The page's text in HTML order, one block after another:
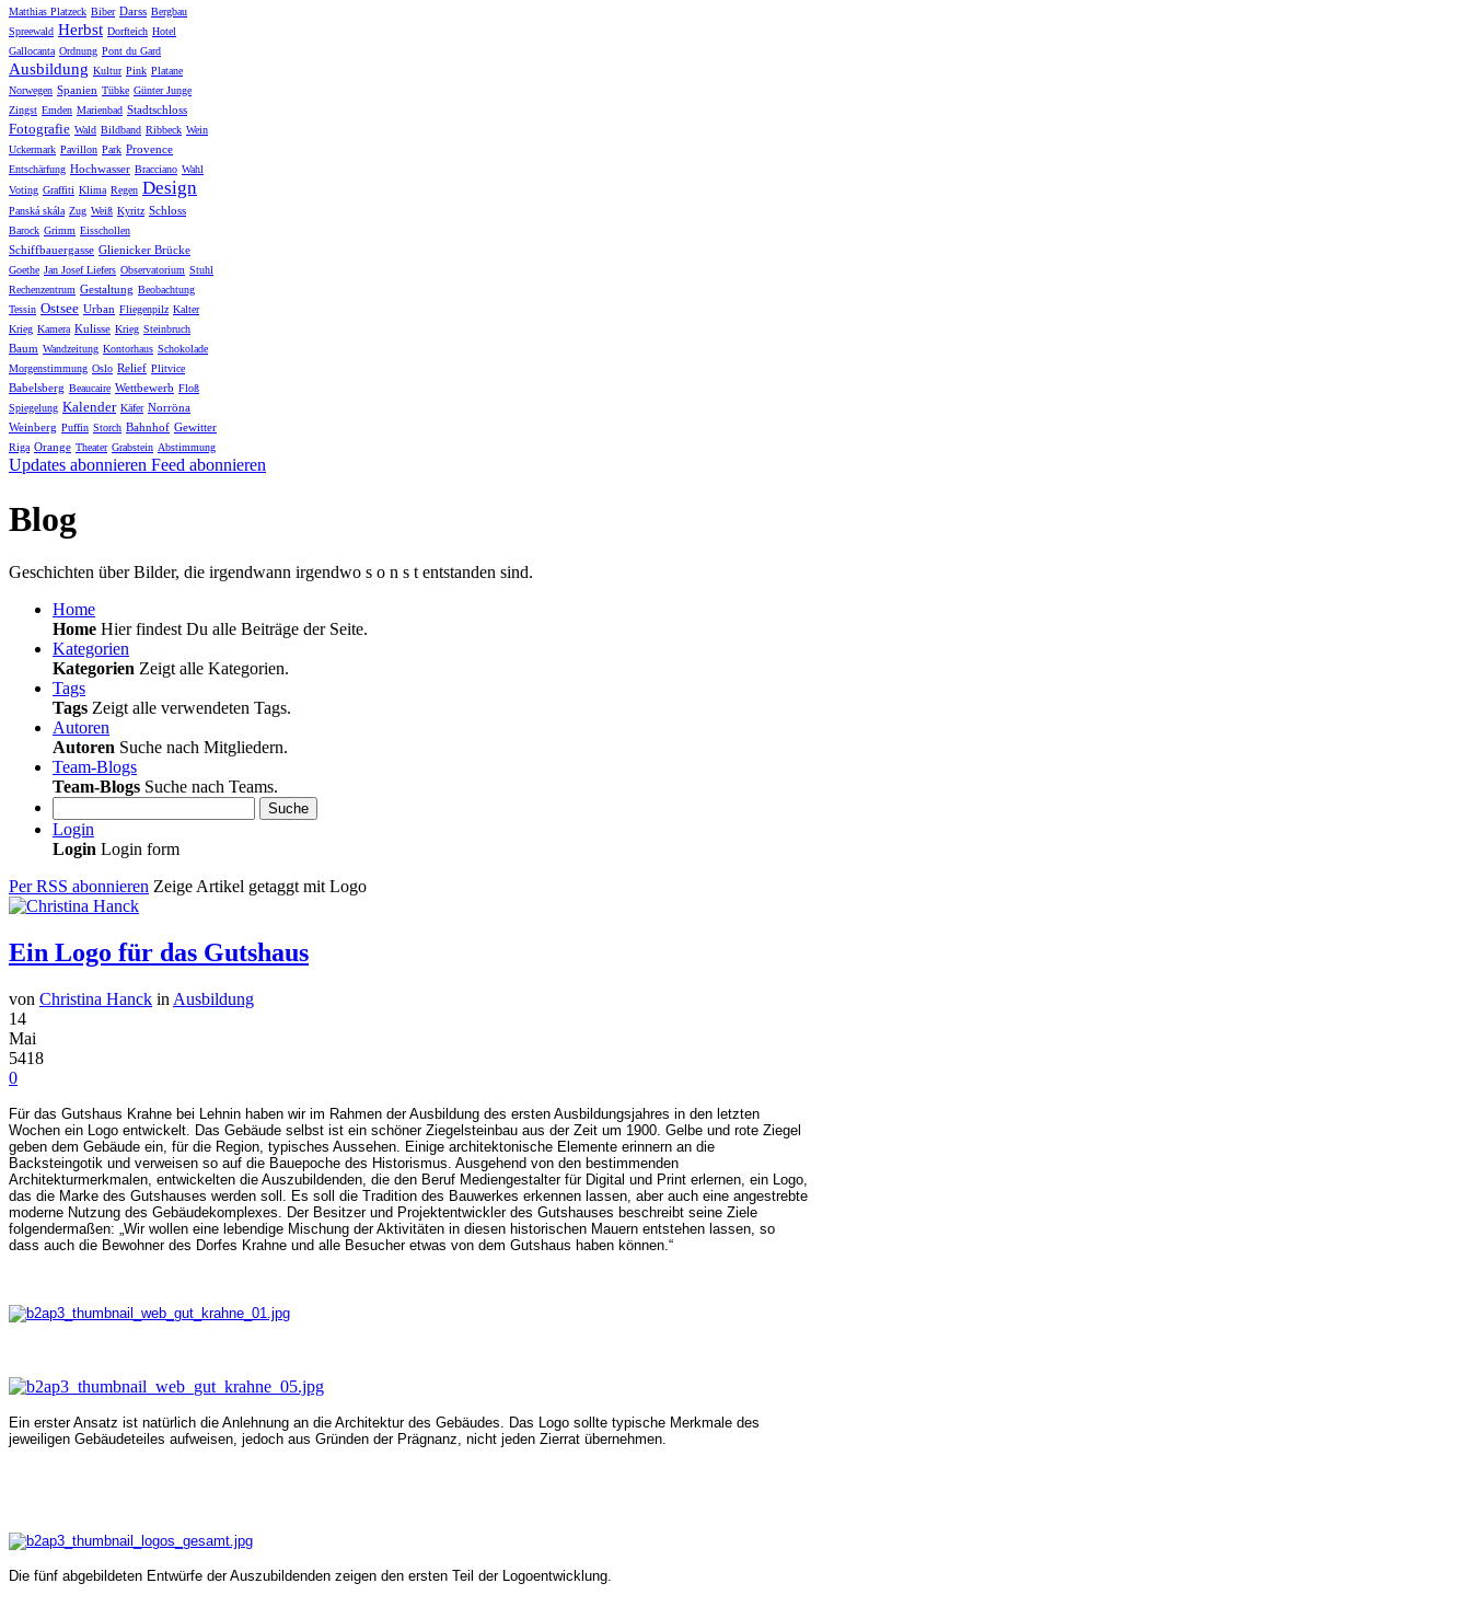
Matthias Platzeck Biber Darss Bergbau
Spreewald Herbst Dorfteich Hotel
Gallocanta Ordnung Pont du Gard
Ausbildung Kultur Pink Platane
Norwegen Spanien Tübke Günter Junge
Zingst Emden Marienbad Stadtschloss
Fotografie Wald Bildband Ribbeck Wein
Uckermark Pavillon Park Provence
Entschärfung Hochwasser Bracciano Wahl
Voting Graffiti Klima Regen Design
Panská skála Zug Weiß Kyritz Schloss
Barock Grimm Eisschollen
Schiffbauergasse Glienicker Brücke
Goethe Jan Josef Liefers Observatorium Stuhl
Rechenzentrum Gestaltung Beobachtung
Tessin Ostsee Urban Fliegenpilz Kalter
Krieg Kamera Kulisse Krieg Steinbruch
Baum Wandzeitung Kontorhaus Schokolade
Morgenstimmung Oslo Relief Plitvice
Babelsberg Beaucaire Wettbewerb Floß
Spiegelung Kalender Käfer Norröna
Weinberg Puffin Storch Bahnhof Gewitter
Riga Orange Theater Grabstein Abstimmung
Updates abonnieren Feed abonnieren
Blog
Geschichten über Bilder, die irgendwann irgendwo s o n s t entstanden sind.
Home
Home Hier findest Du alle Beiträge der Seite.
Kategorien
Kategorien Zeigt alle Kategorien.
Tags
Tags Zeigt alle verwendeten Tags.
Autoren
Autoren Suche nach Mitgliedern.
Team-Blogs
Team-Blogs Suche nach Teams.
Suche
Login
Login Login form
Per RSS abonnieren Zeige Artikel getaggt mit Logo
Ein Logo für das Gutshaus
von Christina Hanck in Ausbildung
14
Mai
5418
0
Für das Gutshaus Krahne bei Lehnin haben wir im Rahmen der Ausbildung des ersten Ausbildungsjahres in den letzten
Wochen ein Logo entwickelt. Das Gebäude selbst ist ein schöner Ziegelsteinbau aus der Zeit um 1900. Gelbe und rote Ziegel
geben dem Gebäude ein, für die Region, typisches Aussehen. Einige architektonische Elemente erinnern an die
Backsteingotik und verweisen so auf die Bauepoche des Historismus. Ausgehend von den bestimmenden
Architekturmerkmalen, entwickelten die Auszubildenden, die den Beruf Mediengestalter für Digital und Print erlernen, ein Logo,
das die Marke des Gutshauses werden soll. Es soll die Tradition des Bauwerkes erkennen lassen, aber auch eine angestrebte
moderne Nutzung des Gebäudekomplexes. Der Besitzer und Projektentwickler des Gutshauses beschreibt seine Ziele
folgendermaßen: „Wir wollen eine lebendige Mischung der Aktivitäten in diesen historischen Mauern entstehen lassen, so
dass auch die Bewohner des Dorfes Krahne und alle Besucher etwas von dem Gutshaus haben können.“
Ein erster Ansatz ist natürlich die Anlehnung an die Architektur des Gebäudes. Das Logo sollte typische Merkmale des
jeweiligen Gebäudeteiles aufweisen, jedoch aus Gründen der Prägnanz, nicht jeden Zierrat übernehmen.
Die fünf abgebildeten Entwürfe der Auszubildenden zeigen den ersten Teil der Logoentwicklung.